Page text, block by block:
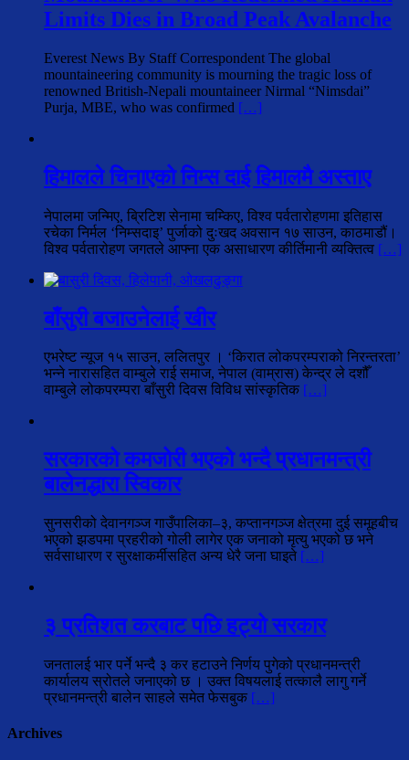
Limits Dies in Broad Peak Avalanche
Everest News By Staff Correspondent The global
mountaineering community is mourning the tragic loss of
renowned British-Nepali mountaineer Nirmal “Nimsdai”
Purja, MBE, who was confirmed […]
हिमालले चिनाएको निम्स दाई हिमालमै अस्ताए
नेपालमा जन्मिए, ब्रिटिश सेनामा चम्किए, विश्व पर्वतारोहणमा इतिहास
रचेका निर्मल ‘निम्सदाइ’ पुर्जाको दुःखद अवसान १७ साउन, काठमाडौं।
विश्व पर्वतारोहण जगतले आफ्ना एक असाधारण कीर्तिमानी व्यक्तित्व […]
बाँसुरी बजाउनेलाई खीर
एभरेष्ट न्यूज १५ साउन, ललितपुर । ‘किरात लोकपरम्पराको निरन्तरता’
भन्ने नारासहित वाम्बुले राई समाज, नेपाल (वाम्रास) केन्द्र ले दशौँ
वाम्बुले लोकपरम्परा बाँसुरी दिवस विविध सांस्कृतिक […]
सरकारको कमजोरी भएको भन्दै प्रधानमन्त्री
बालेनद्धारा स्विकार
सुनसरीको देवानगञ्ज गाउँपालिका–३, कप्तानगञ्ज क्षेत्रमा दुई समूहबीच
भएको झडपमा प्रहरीको गोली लागेर एक जनाको मृत्यु भएको छ भने
सर्वसाधारण र सुरक्षाकर्मीसहित अन्य धेरै जना घाइते […]
३ प्रतिशत करबाट पछि हट्यो सरकार
जनतालई भार पर्ने भन्दै ३ कर हटाउने निर्णय पुगेको प्रधानमन्त्री
कार्यालय स्रोतले जनाएको छ । उक्त विषयलाई तत्कालै लागु गर्ने
प्रधानमन्त्री बालेन साहले समेत फेसबुक […]
Archives